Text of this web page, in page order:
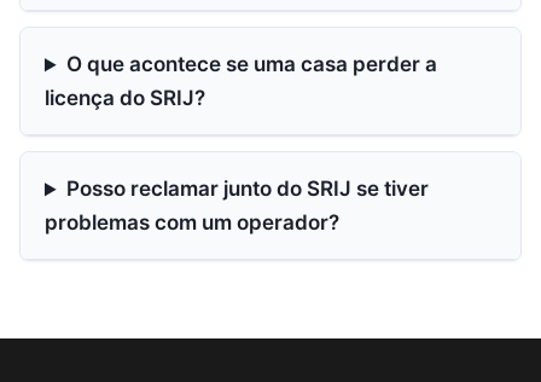
O que acontece se uma casa perder a
licença do SRIJ?
Posso reclamar junto do SRIJ se tiver
problemas com um operador?